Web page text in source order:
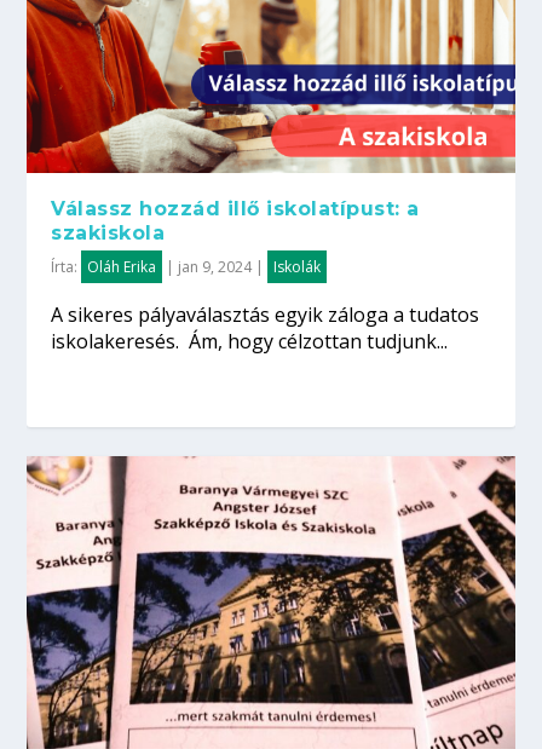
Válassz hozzád illő iskolatípust: a
szakiskola
Írta: Oláh Erika | jan 9, 2024| Iskolák
A sikeres pályaválasztás egyik záloga a tudatos
iskolakeresés. Ám, hogy célzottan tudjunk...